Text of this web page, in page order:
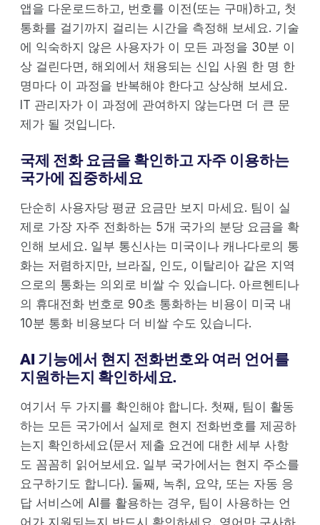
앱을 다운로드하고, 번호를 이전(또는 구매)하고, 첫
통화를 걸기까지 걸리는 시간을 측정해 보세요. 기술
에 익숙하지 않은 사용자가 이 모든 과정을 30분 이
상 걸린다면, 해외에서 채용되는 신입 사원 한 명 한
명마다 이 과정을 반복해야 한다고 상상해 보세요.
IT 관리자가 이 과정에 관여하지 않는다면 더 큰 문
제가 될 것입니다.
국제 전화 요금을 확인하고 자주 이용하는
국가에 집중하세요
단순히 사용자당 평균 요금만 보지 마세요. 팀이 실
제로 가장 자주 전화하는 5개 국가의 분당 요금을 확
인해 보세요. 일부 통신사는 미국이나 캐나다로의 통
화는 저렴하지만, 브라질, 인도, 이탈리아 같은 지역
으로의 통화는 의외로 비쌀 수 있습니다. 아르헨티나
의 휴대전화 번호로 90초 통화하는 비용이 미국 내
10분 통화 비용보다 더 비쌀 수도 있습니다.
AI 기능에서 현지 전화번호와 여러 언어를
지원하는지 확인하세요.
여기서 두 가지를 확인해야 합니다. 첫째, 팀이 활동
하는 모든 국가에서 실제로 현지 전화번호를 제공하
는지 확인하세요(문서 제출 요건에 대한 세부 사항
도 꼼꼼히 읽어보세요. 일부 국가에서는 현지 주소를
요구하기도 합니다). 둘째, 녹취, 요약, 또는 자동 응
답 서비스에 AI를 활용하는 경우, 팀이 사용하는 언
어가 지원되는지 반드시 확인하세요. 영어만 구사하